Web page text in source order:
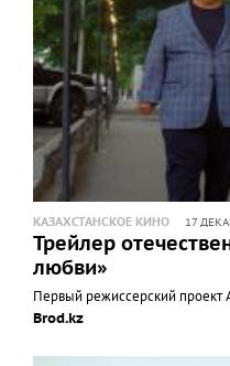
КАЗАХСТАНСКОЕ КИНО 17
Трейлер
любви»
Первый режиссерский проект
Brod.kz